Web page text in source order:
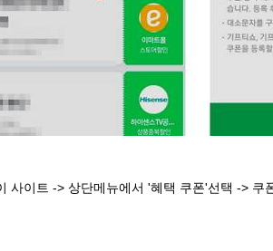
사이트 -> 상단메뉴에서 '혜택 쿠폰'선택 ->